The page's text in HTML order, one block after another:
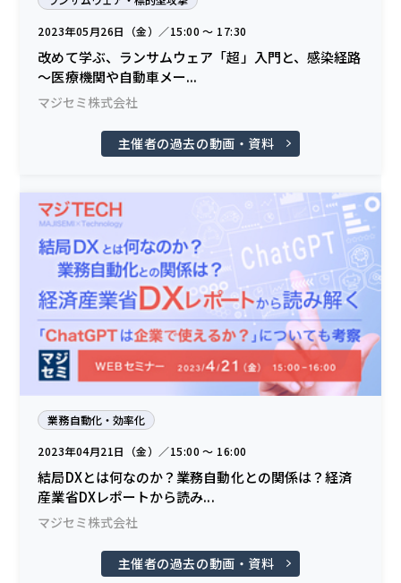
2023年05月26日（金）／15:00 〜 17:30
改めて学ぶ、ランサムウェア「超」入門と、感染経路
～医療機関や自動車メー...
マジセミ株式会社
主催者の過去の動画・資料
業務自動化・効率化
2023年04月21日（金）／15:00 〜 16:00
結局DXとは何なのか？業務自動化との関係は？経済
産業省DXレポートから読み...
マジセミ株式会社
主催者の過去の動画・資料